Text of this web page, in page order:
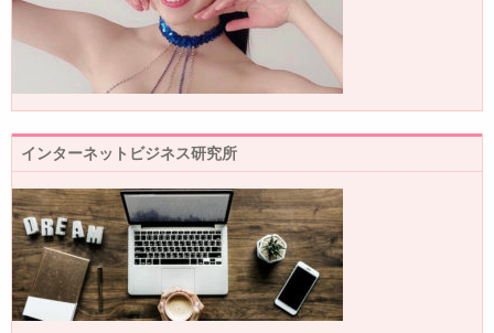
インターネットビジネス研究所